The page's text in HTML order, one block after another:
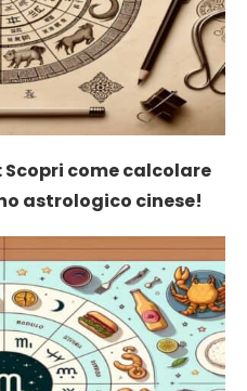
Scopri come calcolare
astrologico cinese!